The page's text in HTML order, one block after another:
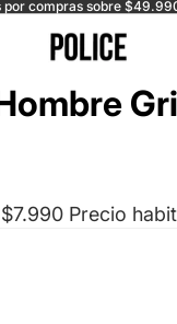
por compras sobre
$7.990 Precio